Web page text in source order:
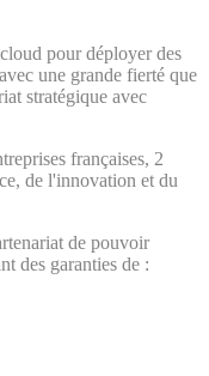
pour déployer des
une grande fierté que
stratégique avec
françaises, 2
de l'innovation et du
de pouvoir
des garanties de :